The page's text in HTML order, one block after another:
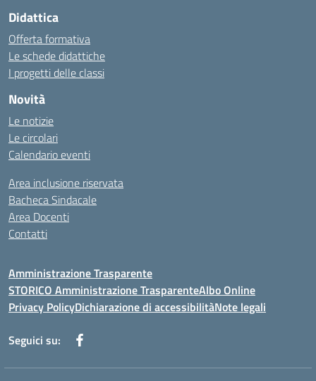
Didattica
Offerta formativa
Le schede didattiche
I progetti delle classi
Novità
Le notizie
Le circolari
Calendario eventi
Area inclusione riservata
Bacheca Sindacale
Area Docenti
Contatti
Amministrazione Trasparente
STORICO Amministrazione TrasparenteAlbo Online
Privacy PolicyDichiarazione di accessibilitàNote legali
Seguici su: